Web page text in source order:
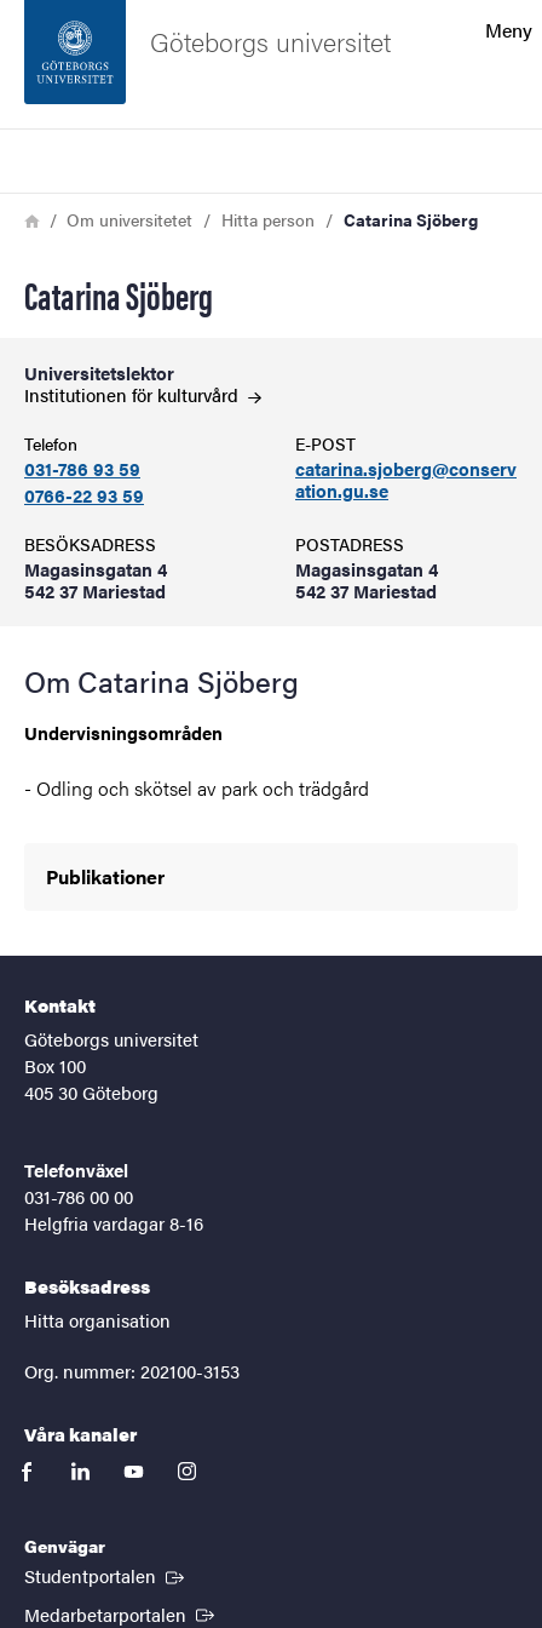
Sidfoten
Meny
Göteborgs universitet
Länkstig
HemOm universitetet Hitta person Catarina Sjöberg
Catarina Sjöberg
Universitetslektor
Institutionen förkulturvård
Telefon
031-786 93 59
0766-22 93 59
E-POST
catarina.sjoberg@conserv
ation.gu.se
BESÖKSADRESS
Magasinsgatan 4
542 37 Mariestad
POSTADRESS
Magasinsgatan 4
542 37 Mariestad
Om Catarina Sjöberg
Undervisningsområden
- Odling och skötsel av park och trädgård
Publikationer
Kontakt
Göteborgs universitet
Box 100
405 30 Göteborg
Telefonväxel
031-786 00 00
Helgfria vardagar 8-16
Besöksadress
Hitta organisation
Org. nummer: 202100-3153
Våra kanaler
facebooklinkedinyoutubeinstagram
Genvägar
Studentportalen (Extern länk)
Medarbetarportalen (Extern länk)